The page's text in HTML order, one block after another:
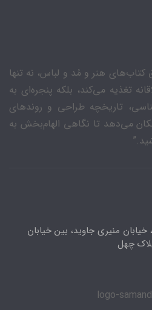
کتاب‌های هنر و مُد و لباس، نه تنها
تغذیه می‌کند، بلکه پنجره‌ای به
تاریخچه طراحی و روندهای
می‌دهد تا نگاهی الهام‌بخش به
خیابان منیری جاوید، بین خیابان
چهل